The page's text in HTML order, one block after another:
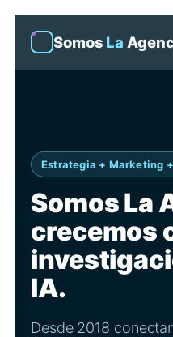
Somos La
Estrategia + Marketing
Somos La
crecemos
IA.
Desde 2018